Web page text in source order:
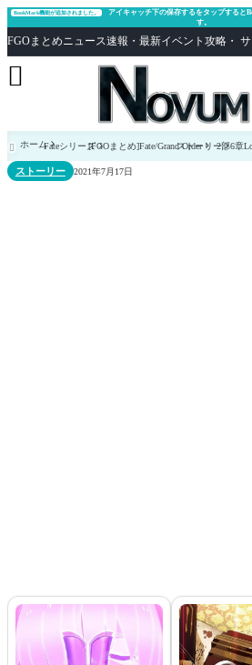
BookMark機能が追加されました。
アイキャッチ下の保存するをタップすると
す。

 ホームFateシリーズ[FGOまとめ]Fate/Grand Order
ストーリー2部6章
ストーリー 2021年7月17日